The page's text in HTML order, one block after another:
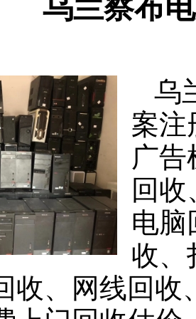
乌兰察布
乌
案注
广
回
电脑
收、
收、网线回收